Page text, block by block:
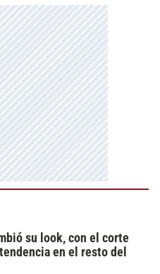
su look, con el corte
en el resto del